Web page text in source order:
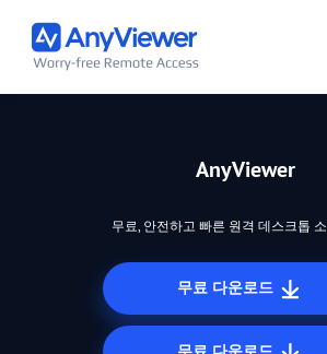
AnyViewer
무료, 안전하고 빠른 원격 데스크톱
무료 다운로드